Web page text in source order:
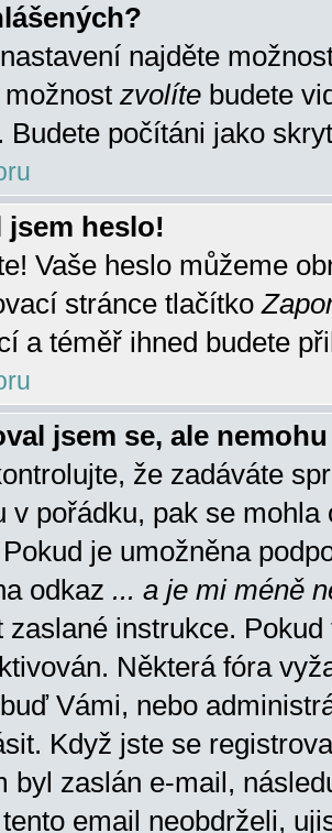
najděte
zvolíte budete
Budete počítáni jako
jsem heslo!
Vaše heslo můžeme
stránce tlačítko
a téměř ihned budete
jsem se, ale
že zadáváte
v pořádku, pak se
je umožněna
odkaz ... a je mi méně
zaslané instrukce.
Některá fóra
Vámi, nebo
Když jste se
byl zaslán e-mail,
email neobdrželi,